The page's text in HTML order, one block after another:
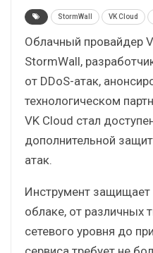
StormWall VK Cloud
Облачный провайдер
StormWall,
от DDoS-атак,
технологическом
VK Cloud стал
дополнительной
атак.
Инструмент защищает
облаке, от различных
сетевого уровня до